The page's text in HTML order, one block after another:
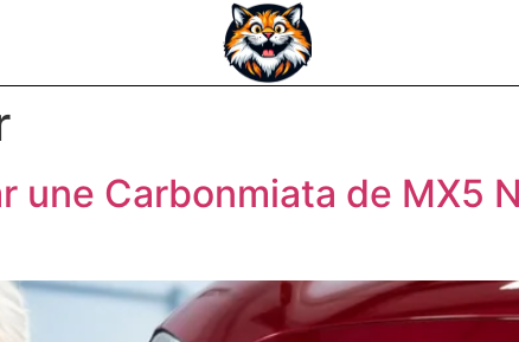
une Carbonmiata de MX5